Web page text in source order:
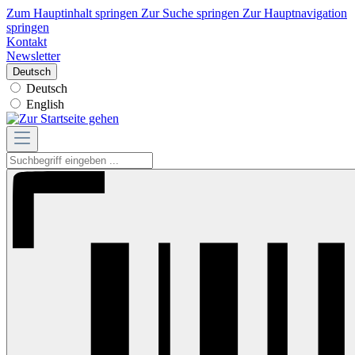
Zum Hauptinhalt springen Zur Suche springen Zur Hauptnavigation
springen
Kontakt
Newsletter
Deutsch
Deutsch
English